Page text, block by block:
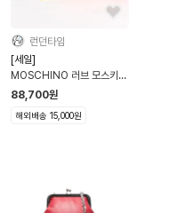
런던타임
[세일]
MOSCHINO 러브 모스키노
지퍼 카드지갑 레드
88,700원
해외배송 15,000원